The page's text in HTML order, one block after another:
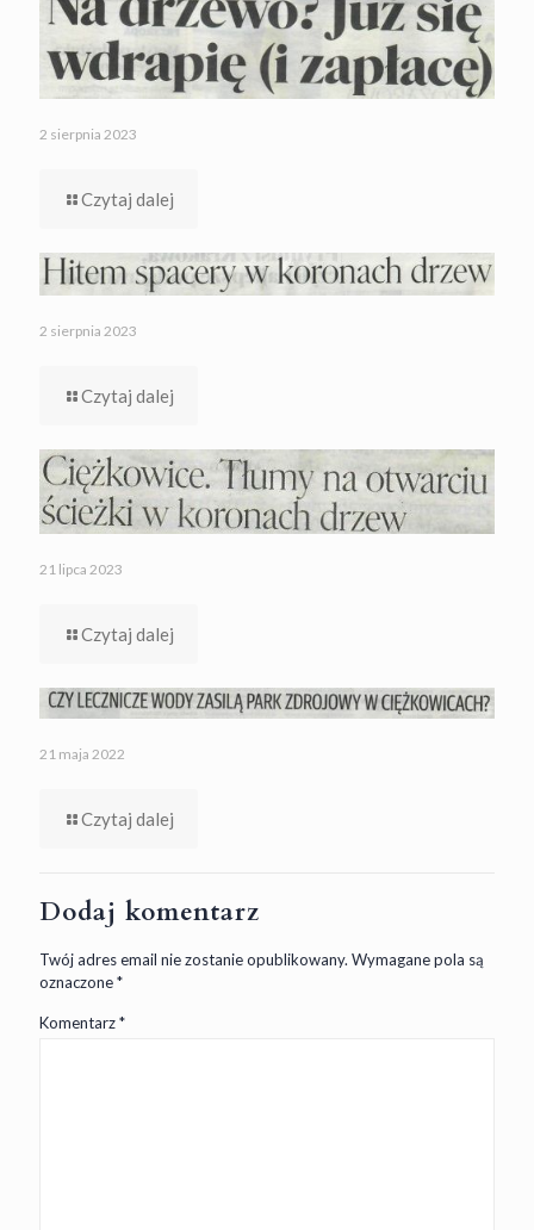
2 sierpnia 2023
Czytaj dalej
2 sierpnia 2023
Czytaj dalej
21 lipca 2023
Czytaj dalej
21 maja 2022
Czytaj dalej
Dodaj komentarz
Twój adres email nie zostanie opublikowany. Wymagane pola są
oznaczone*
Komentarz*